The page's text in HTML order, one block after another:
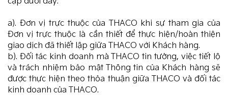
a). Đơn vị trực thuộc của THACO khi sự tham gia của
Đơn vị trực thuộc là cần thiết để thực hiện/hoàn thiện
giao dịch đã thiết lập giữa THACO với Khách hàng.
b). Đối tác kinh doanh mà THACO tin tưởng, việc tiết lộ
và trách nhiệm bảo mật Thông tin của Khách hàng sẽ
được thực hiện theo thỏa thuận giữa THACO và đối tác
kinh doanh của THACO.